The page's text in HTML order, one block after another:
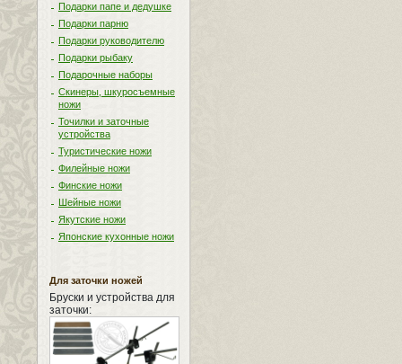
Подарки папе и дедушке
Подарки парню
Подарки руководителю
Подарки рыбаку
Подарочные наборы
Скинеры, шкуросъемные
ножи
Точилки и заточные
устройства
Туристические ножи
Филейные ножи
Финские ножи
Шейные ножи
Якутские ножи
Японские кухонные ножи
Для заточки ножей
Бруски и устройства для
заточки: